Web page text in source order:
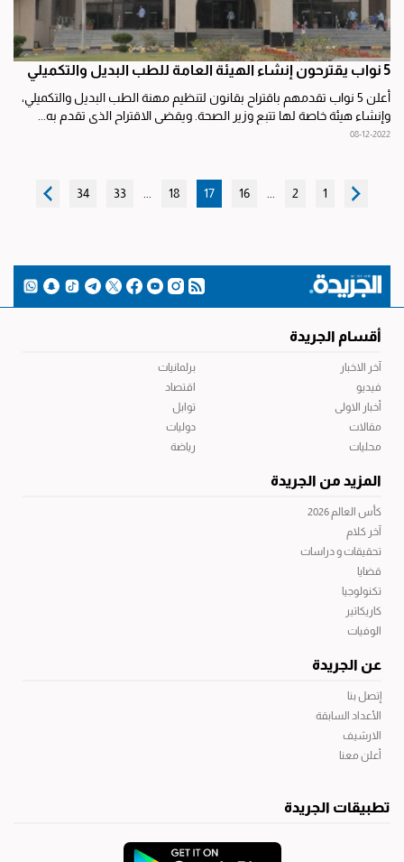
5 نواب يقترحون إنشاء الهيئة العامة للطب البديل والتكميلي
أعلن 5 نواب تقدمهم باقتراح بقانون لتنظيم مهنة الطب البديل والتكميلي،
وإنشاء هيئة خاصة لها تتبع وزير الصحة. ويقضي الاقتراح الذي تقدم به...
08-12-2022
1
2
16
17
18
33
34
أقسام الجريدة
آخر الاخبار
فيديو
أخبار الاولى
مقالات
محليات
برلمانيات
اقتصاد
توابل
دوليات
رياضة
المزيد من الجريدة
كأس العالم 2026
آخر كلام
تحقيقات و دراسات
قضايا
تكنولوجيا
كاريكاتير
الوفيات
عن الجريدة
إتصل بنا
الأعداد السابقة
الارشيف
أعلن معنا
تطبيقات الجريدة